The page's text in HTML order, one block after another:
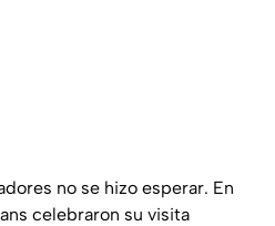
no se hizo esperar. En
celebraron su visita